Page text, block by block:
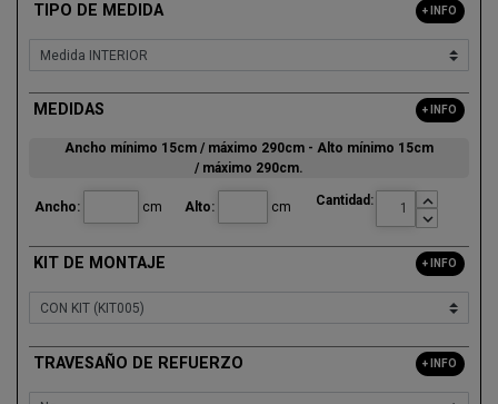
TIPO DE MEDIDA + INFO
MEDIDAS + INFO
Ancho mínimo 15cm / máximo 290cm - Alto mínimo 15cm
/ máximo 290cm.
Ancho: cm Alto: cm Cantidad:


KIT DE MONTAJE + INFO
TRAVESAÑO DE REFUERZO + INFO